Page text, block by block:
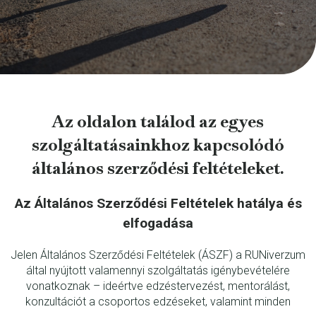
Az oldalon találod az egyes
szolgáltatásainkhoz kapcsolódó
általános szerződési feltételeket.
Az Általános Szerződési Feltételek hatálya és
elfogadása
Jelen Általános Szerződési Feltételek (ÁSZF) a RUNiverzum
által nyújtott valamennyi szolgáltatás igénybevételére
vonatkoznak – ideértve edzéstervezést, mentorálást,
konzultációt a csoportos edzéseket, valamint minden